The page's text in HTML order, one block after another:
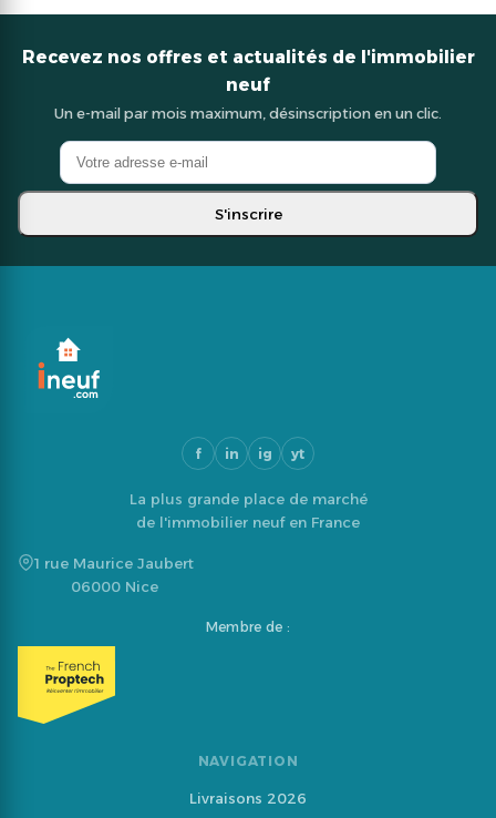
Recevez nos offres et actualités de l'immobilier
neuf
Un e-mail par mois maximum, désinscription en un clic.
S'inscrire
f in ig yt
La plus grande place de marché
de l'immobilier neuf en France
1 rue Maurice Jaubert
06000 Nice
Membre de :
NAVIGATION
Livraisons 2026